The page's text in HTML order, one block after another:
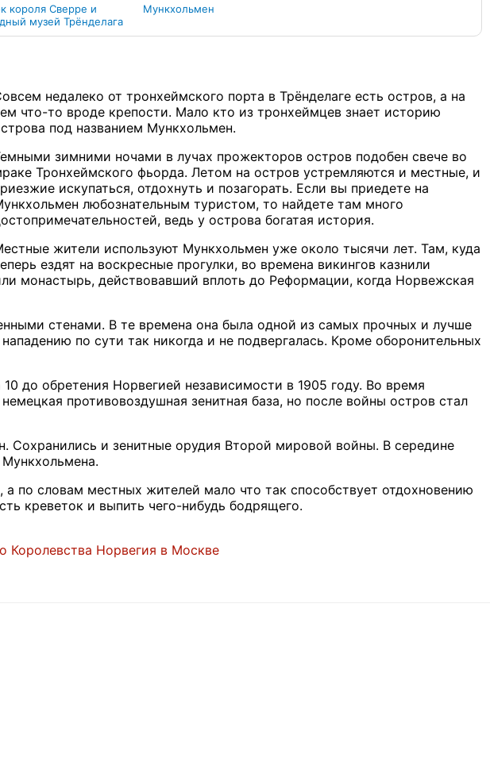
короля Сверре и
музей Трёнделага
Мункхольмен
недалеко от тронхеймского порта в Трёнделаге есть остров, а на
что-то вроде крепости. Мало кто из тронхеймцев знает историю
под названием Мункхольмен.
зимними ночами в лучах прожекторов остров подобен свече во
Тронхеймского фьорда. Летом на остров устремляются и местные, и
искупаться, отдохнуть и позагорать. Если вы приедете на
любознательным туристом, то найдете там много
ведь у острова богатая история.
жители используют Мункхольмен уже около тысячи лет. Там, куда
ездят на воскресные прогулки, во времена викингов казнили
монастырь, действовавший вплоть до Реформации, когда Норвежская
стенами. В те времена она была одной из самых прочных и лучше
по сути так никогда и не подвергалась. Кроме оборонительных
до обретения Норвегией независимости в 1905 году. Во время
противовоздушная зенитная база, но после войны остров стал
Сохранились и зенитные орудия Второй мировой войны. В середине
по словам местных жителей мало что так способствует отдохновению
креветок и выпить чего-нибудь бодрящего.
Королевства Норвегия в Москве